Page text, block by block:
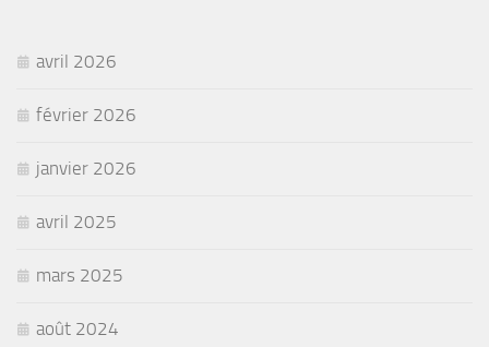
avril 2026
février 2026
janvier 2026
avril 2025
mars 2025
août 2024